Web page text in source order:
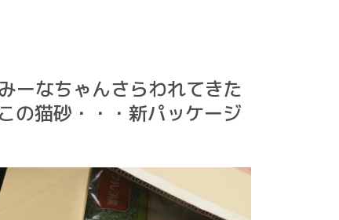
なちゃんさらわれてきた
猫砂・・・新パッケージ